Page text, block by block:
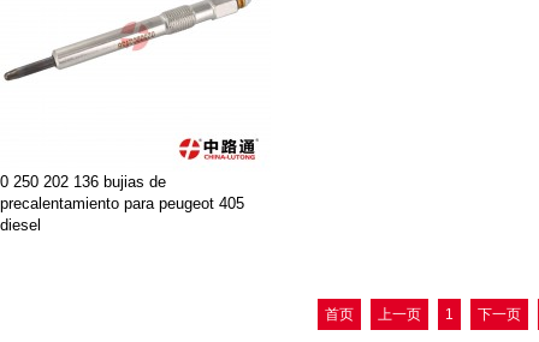
0 250 202 136 bujias de
precalentamiento para peugeot 405
diesel
首页 上一页 1 下一页